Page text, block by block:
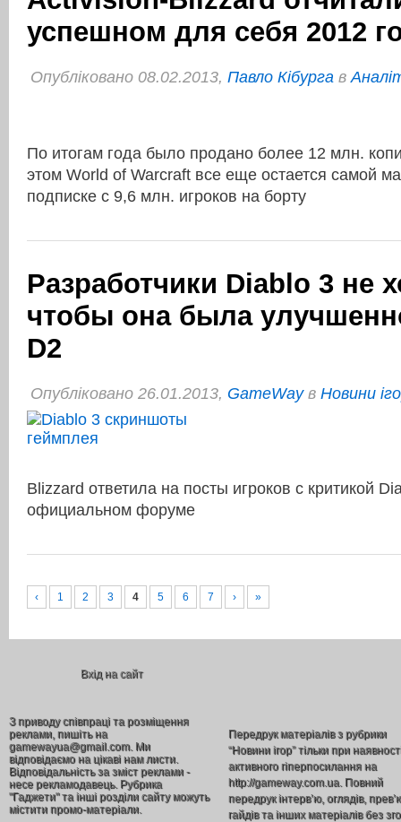
успешном для себя 2012
Опубліковано 08.02.2013, Павло Кібурга в
По итогам года было продано более 12 млн.
этом World of Warcraft все еще остается самой
подписке с 9,6 млн. игроков на борту
Разработчики Diablo 3 не
чтобы она была
D2
Опубліковано 26.01.2013, GameWayв Новини
Blizzard ответила на посты игроков с критикой
официальном форуме
‹ 1 2 3 4 5 6 7 › »
Вхід на сайт
З приводу співпраці та розміщення
реклами, пишіть на
gamewayua@gmail.com. Ми
відповідаємо на цікаві нам листи.
Відповідальність за зміст реклами -
несе рекламодавець. Рубрика
"Гаджети" та інші розділи сайту можуть
містити промо-матеріали.
Передрук матеріалів з рубрики
“Новини ігор” тільки при
активного гіперпосилання на
http://gameway.com.ua. Повний
передрук інтерв’ю, оглядів,
гайдів та інших матеріалів без